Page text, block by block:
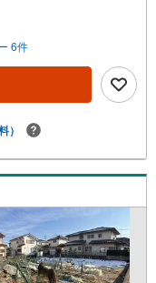
にしていくお手伝いを
がスムーズです！【営
客様:右上の「室内・
さい。資料請求希望の
クリックして下さい。
ご相談・無理のないラ
「未来カレンダー」で
始まる「専属FPによ
」・漠然としたキャッ
命保険の見直し、繰り
ご提案させて頂きま
6件
）